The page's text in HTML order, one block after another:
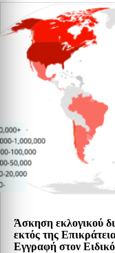
Άσκηση εκλογικού
εκτός της
Εγγραφή στον